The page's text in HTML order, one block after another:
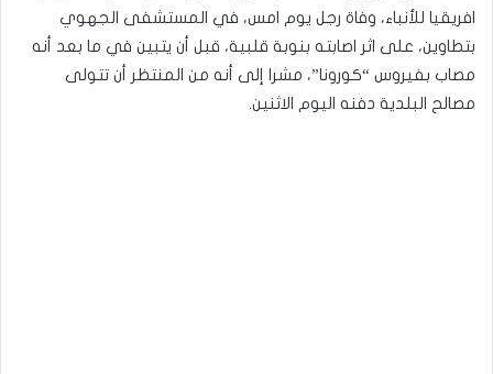
افريقيا للأنباء، وفاة رجل يوم امس، في المستشفى الجهوي
بتطاوين، على اثر اصابته بنوبة قلبية، قبل أن يتبين في ما بعد أنه
مصاب بفيروس “كورونا”، مشرا إلى أنه من المنتظر أن تتولى
مصالح البلدية دفنه اليوم الاثنين.